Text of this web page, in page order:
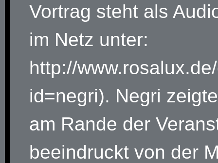
Vortrag steht als
im Netz unter:
http://
id=negri). Negri
am Rande der
beeindruckt von der